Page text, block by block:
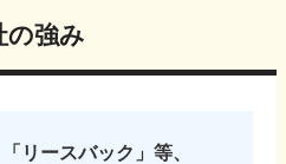
の強み
リースバック」等、